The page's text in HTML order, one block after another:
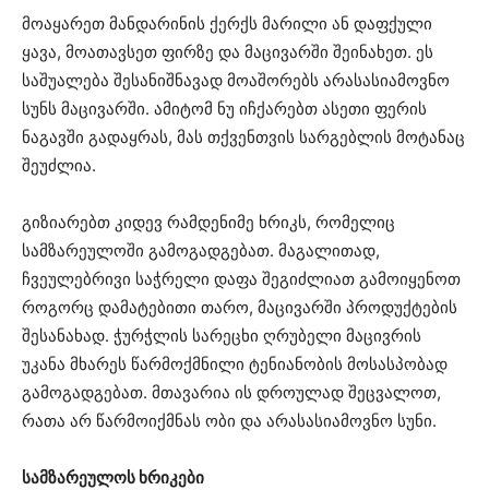
მოაყარეთ მანდარინის ქერქს მარილი ან დაფქული
ყავა, მოათავსეთ ფირზე და მაცივარში შეინახეთ. ეს
საშუალება შესანიშნავად მოაშორებს არასასიამოვნო
სუნს მაცივარში. ამიტომ ნუ იჩქარებთ ასეთი ფერის
ნაგავში გადაყრას, მას თქვენთვის სარგებლის მოტანაც
შეუძლია.
გიზიარებთ კიდევ რამდენიმე ხრიკს, რომელიც
სამზარეულოში გამოგადგებათ. მაგალითად,
ჩვეულებრივი საჭრელი დაფა შეგიძლიათ გამოიყენოთ
როგორც დამატებითი თარო, მაცივარში პროდუქტების
შესანახად. ჭურჭლის სარეცხი ღრუბელი მაცივრის
უკანა მხარეს წარმოქმნილი ტენიანობის მოსასპობად
გამოგადგებათ. მთავარია ის დროულად შეცვალოთ,
რათა არ წარმოიქმნას ობი და არასასიამოვნო სუნი.
სამზარეულოს ხრიკები